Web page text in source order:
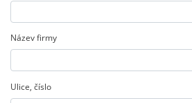
Název firmy
Ulice, číslo